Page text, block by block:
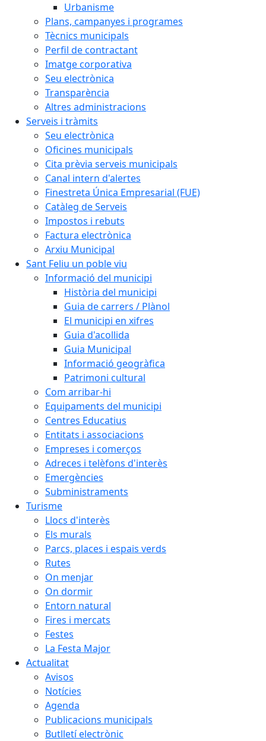
Urbanisme
Plans, campanyes i programes
Tècnics municipals
Perfil de contractant
Imatge corporativa
Seu electrònica
Transparència
Altres administracions
Serveis i tràmits
Seu electrònica
Oficines municipals
Cita prèvia serveis municipals
Canal intern d'alertes
Finestreta Única Empresarial (FUE)
Catàleg de Serveis
Impostos i rebuts
Factura electrònica
Arxiu Municipal
Sant Feliu un poble viu
Informació del municipi
Història del municipi
Guia de carrers / Plànol
El municipi en xifres
Guia d'acollida
Guia Municipal
Informació geogràfica
Patrimoni cultural
Com arribar-hi
Equipaments del municipi
Centres Educatius
Entitats i associacions
Empreses i comerços
Adreces i telèfons d'interès
Emergències
Subministraments
Turisme
Llocs d'interès
Els murals
Parcs, places i espais verds
Rutes
On menjar
On dormir
Entorn natural
Fires i mercats
Festes
La Festa Major
Actualitat
Avisos
Notícies
Agenda
Publicacions municipals
Butlletí electrònic